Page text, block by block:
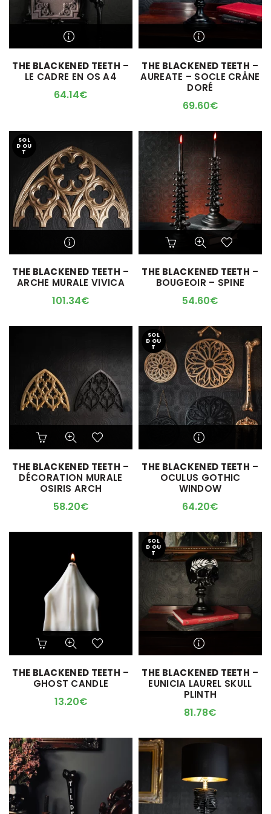
plusieurs
variations.
Les
sur
la
page
du
produit
M'ALERTER QUAND
L'ARTICLE SERA DISPO !
THE BLACKENED TEETH –
LE CADRE EN OS A4
64.14€
M'ALERTER QUAND
L'ARTICLE SERA DISPO !
THE BLACKENED TEETH –
AUREATE – SOCLE CRÂNE
DORÉ
69.60€
SOL
D OU
T
M'ALERTER QUAND
L'ARTICLE SERA DISPO !
THE BLACKENED TEETH –
ARCHE MURALE VIVICA
101.34€
THE BLACKENED TEETH –
BOUGEOIR – SPINE
54.60€
Ce
produit
plusieurs
variations.
Les
options
page
du
produit
THE BLACKENED TEETH –
DÉCORATION MURALE
OSIRIS ARCH
58.20€
SOL
D OU
T
M'ALERTER QUAND
L'ARTICLE SERA DISPO !
THE BLACKENED TEETH –
OCULUS GOTHIC
WINDOW
64.20€
THE BLACKENED TEETH –
GHOST CANDLE
13.20€
SOL
D OU
T
M'ALERTER QUAND
L'ARTICLE SERA DISPO !
THE BLACKENED TEETH –
EUNICIA LAUREL SKULL
PLINTH
81.78€